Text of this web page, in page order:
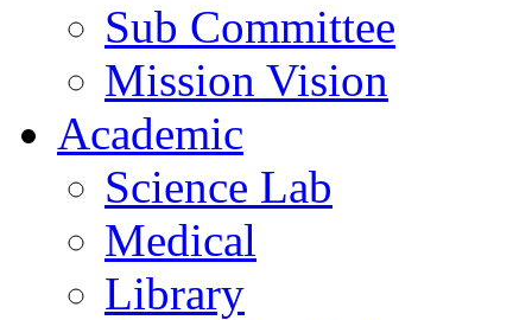
Sub Committee
Mission Vision
Academic
Science Lab
Medical
Library